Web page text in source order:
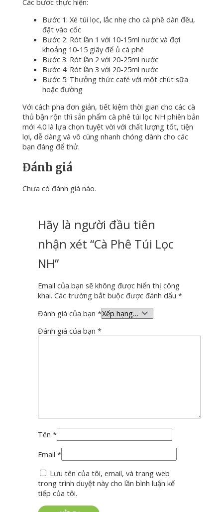
Các bước thực hiện:
Bước 1: Xé túi lọc, lắc nhẹ cho cà phê dàn đều,
đặt vào cốc
Bước 2: Rót lần 1 với 10-15ml nước và đợi
khoảng 10-15 giây để ủ cà phê
Bước 3: Rót lần 2 với 20-25ml nước
Bước 4: Rót lần 3 với 20-25ml nước
Bước 5: Thưởng thức café với một chút sữa
hoặc đường
Với cách pha đơn giản, tiết kiệm thời gian cho các cà
thủ bận rộn thì sản phẩm cà phê túi lọc NH phiên bản
mới 4.0 là lựa chọn tuyệt vời với chất lượng tốt, tiện
lợi, dễ dàng và vô cùng nhanh chóng dành cho các
bạn đáng để thử.
Đánh giá
Chưa có đánh giá nào.
Hãy là người đầu tiên
nhận xét “Cà Phê Túi Lọc
NH”
Email của bạn sẽ không được hiển thị công
khai. Các trường bắt buộc được đánh dấu*
Đánh giá của bạn*
Đánh giá của bạn*
Tên*
Email*
Lưu tên của tôi, email, và trang web
trong trình duyệt này cho lần bình luận kế
tiếp của tôi.